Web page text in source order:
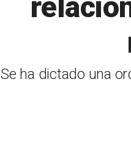
Se ha dictado una